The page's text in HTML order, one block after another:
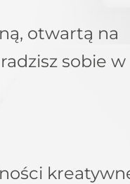
otwartą na
sobie w